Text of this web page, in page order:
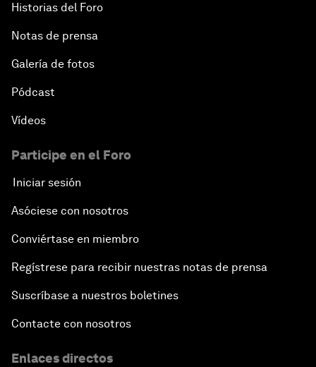
Historias del Foro
Notas de prensa
Galería de fotos
Pódcast
Vídeos
Participe en el Foro
Iniciar sesión
Asóciese con nosotros
Conviértase en miembro
Regístrese para recibir nuestras notas de prensa
Suscríbase a nuestros boletines
Contacte con nosotros
Enlaces directos